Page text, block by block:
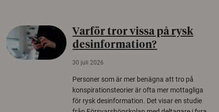
Varför tror vissa på rysk
desinformation?
30 juli 2026
Personer som är mer benägna att tro på
konspirationsteorier är ofta mer mottagliga
för rysk desinformation. Det visar en studie